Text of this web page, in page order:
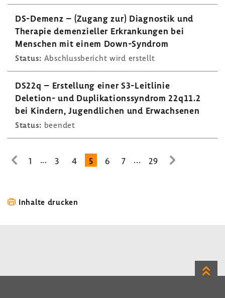
DS-​Demenz – (Zugang zur) Diagnostik und
Therapie demen­zi­eller Erkran­kungen bei
Menschen mit einem Down-​Syndrom
Status: Abschluss­be­richt wird erstellt
DS22q – Erstel­lung einer S3-​Leitlinie
Deletion-​ und Dupli­ka­ti­ons­syn­drom 22q11.2
bei Kindern, Jugend­li­chen und Erwach­senen
Status: beendet
zur
Seite
1 ... 3 4 5 6 7 ... 29
zur
Inhalte drucken
Zum